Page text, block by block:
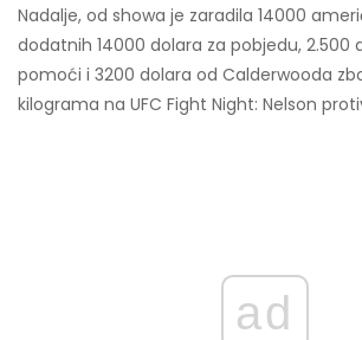
Nadalje, od showa je zaradila 14000
dodatnih 14000 dolara za pobjedu, 2.500
pomoći i 3200 dolara od Calderwooda
kilograma na UFC Fight Night: Nelson
ad